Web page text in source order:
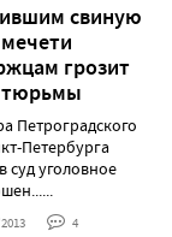
свиную
грозит
тюрьмы
Петроградского
Петербурга
суд уголовное
4